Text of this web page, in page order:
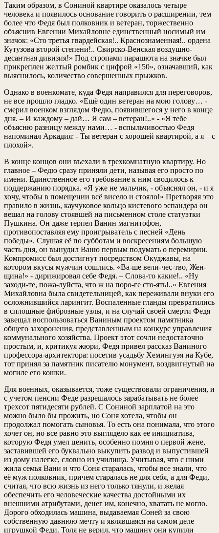
Таким образом, в Сониной квартире оказалось четыре
человека и появилось основание говорить о расширении, тем
более что Федя был полковник и ветеран, торжественно
объяснив Евгении Михайловне единственный носимый им
значок: «Сто третья гвардейская!.. Краснознаменная!.. ордена
Кутузова второй степени!.. Свирско-Венская воздушно-
десантная дивизия!» Под стропами парашюта на значке был
прикреплен желтый ромбик с цифрой «150», означавший, как
выяснилось, количество совершенных прыжков.
Однако в военкомате, куда Федя направился для переговоров,
не все прошло гладко. «Ещё один ветеран на мою голову… -
смерил военком взглядом Федю, появившегося у него в конце
дня. – И каждому – дай… Я сам – ветеран!..» - «Я тебе
объясню разницу между нами… - вспыльчивостью Федя
напоминал Аркадия: - Ты ветеран с хорошей квартирой, а я – с
плохой».
В конце концов они въехали в трехкомнатную квартиру. Но
главное – Федю сразу приняли дети, называя его просто по
имени. Единственное его требование к ним сводилось к
поддержанию порядка. «Я уже не мальчик, - объяснял он, - и я
хочу, чтобы в помещении всё висело и стояло!» Претворяя это
правило в жизнь, каучуковое кольцо кистевого эспандера он
вешал на голову стоявшей на письменном столе статуэтки
Пушкина. Он даже терпел Ванин магнитофон,
противопоставляя ему проигрыватель с песней «День
победы». Слушая её по субботам и воскресениям большую
часть дня, он вынудил Ваню первым подумать о перемирии.
Компромисс был достигнут посредством Окуджавы, на
котором вкусы мужчин сошлись. «Ва-ше вели-чес-тво, Жен-
щина!» - дирижировал себе Федя. – Слова-то какие!.. «Ну
заходи-те, пожа-луйста, что ж на поро-ге сто-ять!..» Евгения
Михайловна была свидетельницей, как переживали внуки его
осложнившийся ларингит. Воспаленные гланды превратились
в сплошные фиброзные узлы, и на случай своей смерти Федя
завещал воспользоваться Ваниным проектом памятника
общего захоронения, представленным на конкурс управления
коммунального хозяйства. Проект этот сочли недостаточно
простым, и, критикуя жюри, Федя привел рассказ Ваниного
профессора-архитектора: посетив усадьбу Хемингуэя на Кубе,
тот принял за памятник писателю монумент, воздвигнутый на
могиле его кошки.
Для военных, оказывается, тоже существовали ограничения, и
с учетом пенсии Феде разрешалось зарабатывать не более
трехсот пятидесяти рублей. С Сониной зарплатой на это
можно было бы прожить, но Соня хотела, чтобы он
продолжал помогать сыновья. То есть она понимала, что этого
хочет он, но все равно это выглядело как ее инициатива,
которую Федя умел ценить, особенно помня о первой жене,
заставившей его буквально выкупить развод и выпустившей
из дому налегке, словно из училища. Учитывая, что с ними
жила семья Вани и что Соня старалась, чтобы все знали, что
её муж полковник, причем старалась не для себя, а для Феди,
считая, что всю жизнь из него только тянули, и желая
обеспечить его человеческие качества достойными их
внешними атрибутами, денег им, конечно, хватать не могло.
Дорого обходилась машина, выдаваемая Соней за свою
собственную давнюю мечту и являвшаяся на самом деле
игрушкой Феди. Толя не верил, что машину они купили